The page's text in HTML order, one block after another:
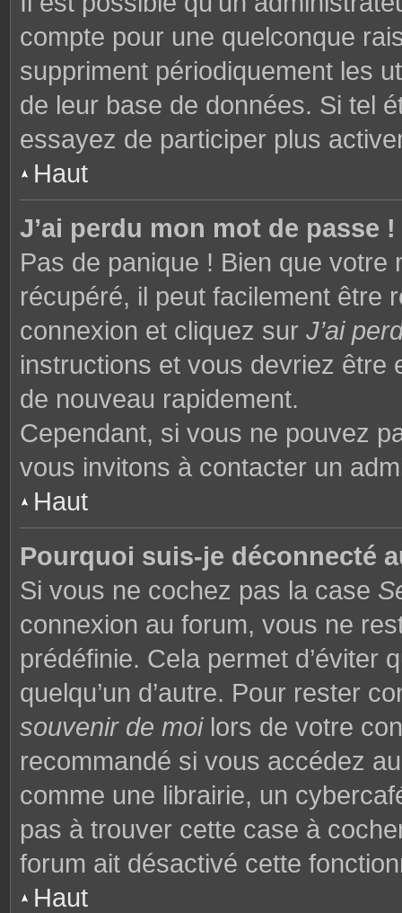
compte pour une quelconque
suppriment périodiquement les
de leur base de données. Si tel
essayez de participer plus
Haut
J’ai perdu mon mot de passe !
Pas de panique ! Bien que
récupéré, il peut facilement être
connexion et cliquez sur J’ai
instructions et vous devriez être
de nouveau rapidement.
Cependant, si vous ne pouvez
vous invitons à contacter un
Haut
Pourquoi suis-je déconnecté
Si vous ne cochez pas la case
connexion au forum, vous ne
prédéfinie. Cela permet d’éviter
quelqu’un d’autre. Pour rester
souvenir de moilors de votre
recommandé si vous accédez
comme une librairie, un
pas à trouver cette case à
forum ait désactivé cette
Haut